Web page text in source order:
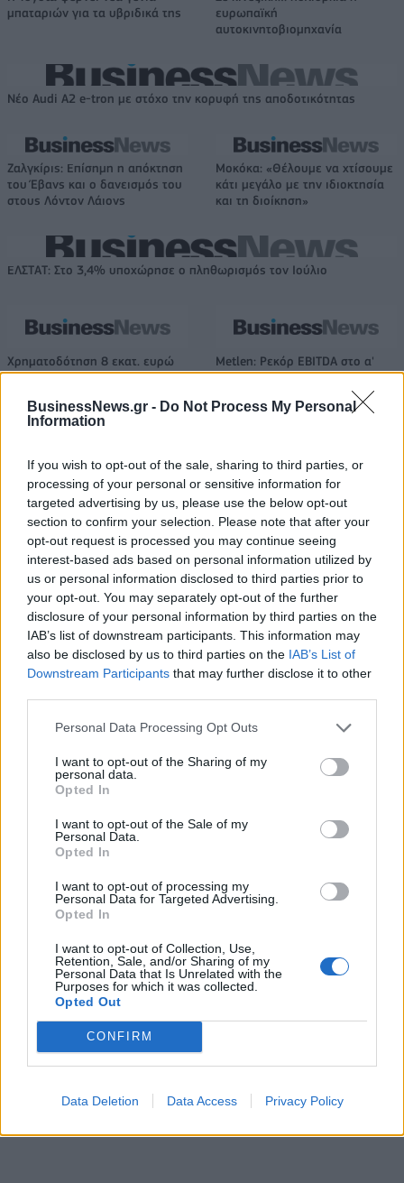
BusinessNews.gr - Do Not Process My Personal
Information
If you wish to opt-out of the sale, sharing to third parties, or
processing of your personal or sensitive information for
targeted advertising by us, please use the below opt-out
section to confirm your selection. Please note that after your
opt-out request is processed you may continue seeing
interest-based ads based on personal information utilized by
us or personal information disclosed to third parties prior to
your opt-out. You may separately opt-out of the further
disclosure of your personal information by third parties on the
IAB’s list of downstream participants. This information may
also be disclosed by us to third parties on the IAB’s List of
Downstream Participants that may further disclose it to other
Personal Data Processing Opt Outs
I want to opt-out of the Sharing of my
personal data.
Opted In
I want to opt-out of the Sale of my
Personal Data.
Opted In
I want to opt-out of processing my
Personal Data for Targeted Advertising.
Opted In
I want to opt-out of Collection, Use,
Retention, Sale, and/or Sharing of my
Personal Data that Is Unrelated with the
Purposes for which it was collected.
Opted Out
CONFIRM
Data Deletion Data Access Privacy Policy
μπαταριών για τα υβριδικά της
ευρωπαϊκή
αυτοκινητοβιομηχανία
Νέο Audi A2 e-tron με στόχο την κορυφή της αποδοτικότητας
Ζαλγκίρις: Επίσημη η απόκτηση
του Έβανς και ο δανεισμός του
στους Λόντον Λάιονς
Μοκόκα: «Θέλουμε να χτίσουμε
κάτι μεγάλο με την ιδιοκτησία
και τη διοίκηση»
ΕΛΣΤΑΤ: Στο 3,4% υποχώρησε ο πληθωρισμός τον Ιούλιο
Χρηματοδότηση 8 εκατ. ευρώ
σε 843 μέσα ενημέρωσης-
πρόγραμμα ενίσχυσης του
Τύπου
Metlen: Ρεκόρ EBITDA στο α'
εξάμηνο, στα 550 εκατ. ευρώ –
Καθαρά κέρδη 313 εκατ. ευρώ
Η Chery επενδύει 75 εκατ. δολάρια στην KG Mobility
Το FIAT 500 Hybrid τώρα από
18.990 ευρώ
Ατρόμητος και Novibet
συνεχίζουν μαζί: Ανανέωση της
συνεργασίας τους μέχρι το
2028
18η συνεχόμενη χρονιά για τον ΟΤΕ στη διεθνή σειρά δεικτών
FTSE4Good
Alpha Bank: Για πρώτη φορά το Αρχαίο Θέατρο Επιδαύρου άνοιξε τις
πύλες του σε όλους
ΠΕΡΙΣΣΌΤΕΡΑ ΣΕ ΑΥΤΉ ΤΗΝ ΚΑΤΗΓΟΡΊΑ
ΕΟΔΥ: Τι ισχύει για
εμβολιασμένους και όσους
νόσησαν
25η Μαρτίου: Οι
μέρη της Ελλάδας